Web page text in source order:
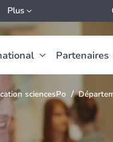
Plus
Partenaires
sciencesPo